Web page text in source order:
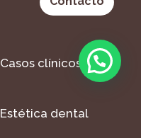
Casos clínicos
Estética dental